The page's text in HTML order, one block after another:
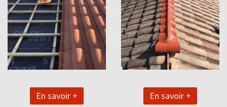
En savoir + En savoir +